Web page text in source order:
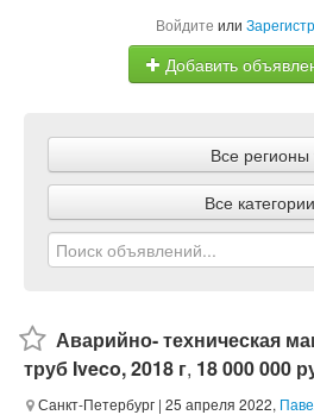
Войдите или
Добавить
Магазины
Услуги
Все регионы
Все категории
Аварийно- техническая
труб Iveco, 2018 г, 18 000 000
Санкт-Петербург | 25 апреля 2022,